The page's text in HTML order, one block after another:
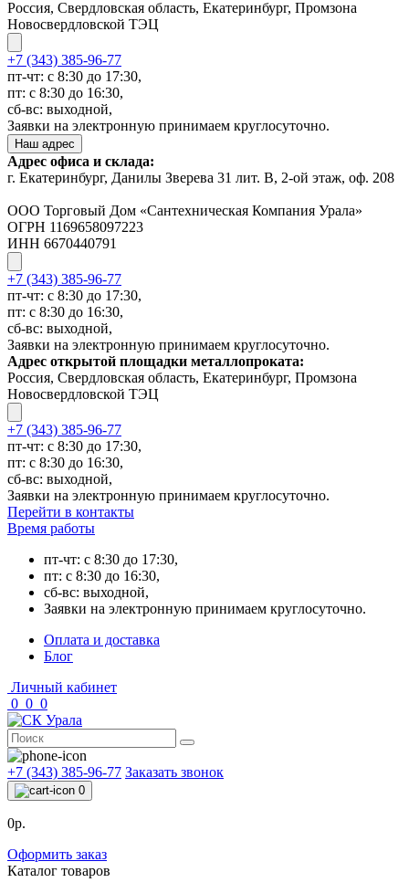
Россия, Свердловская область, Екатеринбург, Промзона
Новосвердловской ТЭЦ
+7 (343) 385-96-77
пт-чт: с 8:30 до 17:30,
пт: с 8:30 до 16:30,
сб-вс: выходной,
Заявки на электронную принимаем круглосуточно.
Наш адрес
Адрес офиса и склада:
г. Екатеринбург, Данилы Зверева 31 лит. В, 2-ой этаж, оф. 208
ООО Торговый Дом «Сантехническая Компания Урала»
ОГРН 1169658097223
ИНН 6670440791
+7 (343) 385-96-77
пт-чт: с 8:30 до 17:30,
пт: с 8:30 до 16:30,
сб-вс: выходной,
Заявки на электронную принимаем круглосуточно.
Адрес открытой площадки металлопроката:
Россия, Свердловская область, Екатеринбург, Промзона
Новосвердловской ТЭЦ
+7 (343) 385-96-77
пт-чт: с 8:30 до 17:30,
пт: с 8:30 до 16:30,
сб-вс: выходной,
Заявки на электронную принимаем круглосуточно.
Перейти в контакты
Время работы
пт-чт: с 8:30 до 17:30,
пт: с 8:30 до 16:30,
сб-вс: выходной,
Заявки на электронную принимаем круглосуточно.
Оплата и доставка
Блог
Личный кабинет
0 0 0
+7 (343) 385-96-77 Заказать звонок
0
0р.
Оформить заказ
Каталог товаров